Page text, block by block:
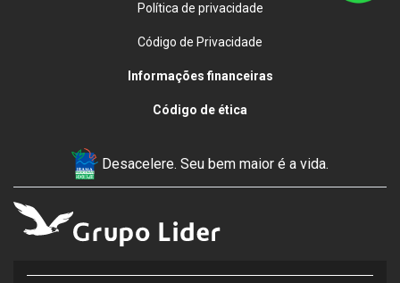
Política de privacidade
Código de Privacidade
Informações financeiras
Código de ética
Desacelere. Seu bem maior é a vida.